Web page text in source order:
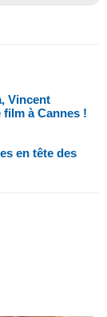
Vincent
à Cannes !
en tête des